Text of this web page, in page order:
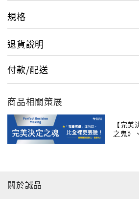
何以「讓員工生活下去最重要」的
業者，激活地區生機，如今年營收
●分享獨門技術更賺錢：為什麼日本
明人不申請專利，反而選擇把市場
流通教父徐重仁深受日本企業
經營理念影響──「走一條自損的道
顧客身上賺取更多，而是做好產品、
客都照顧好，讓企業所在的社區、
然就會有利潤。這種「共好」的經
的價值觀與使命感，不只是一種企業
徐重仁以累積40餘年來的經營心法和
規格
退貨說明
付款/配送
商品相關策展
【完
之鬼》
關於誠品